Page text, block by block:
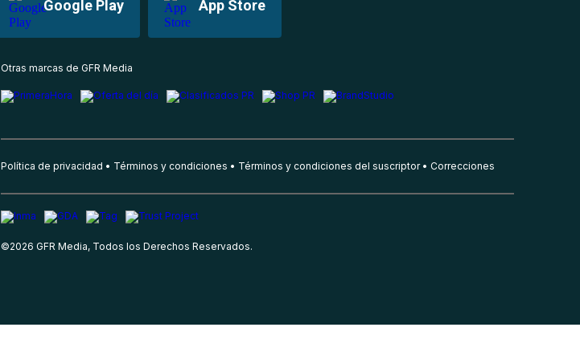
Google Play App Store
Otras marcas de GFR Media
Política de privacidad Términos y condiciones Términos y condiciones del suscriptor Correcciones
©2026 GFR Media, Todos los Derechos Reservados.